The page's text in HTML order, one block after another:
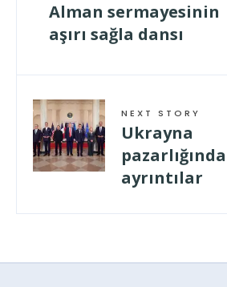
Alman sermayesinin
aşırı sağla dansı
NEXT STORY
Ukrayna
ayrıntılar